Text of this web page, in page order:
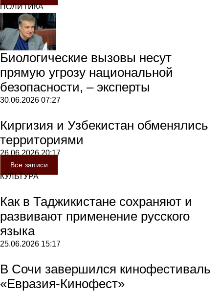
ПОЛИТИКА
Биологические вызовы несут
прямую угрозу национальной
безопасности, – эксперты
30.06.2026 07:27
Киргизия и Узбекистан обменялись
территориями
26.06.202620:17
Все записи
КУЛЬТУРА
Как в Таджикистане сохраняют и
развивают применение русского
языка
25.06.2026 15:17
В Сочи завершился кинофестиваль
«Евразия-Кинофест»